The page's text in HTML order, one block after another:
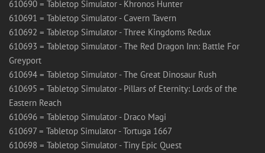
610690 = Tabletop Simulator - Khronos Hunter
610691 = Tabletop Simulator - Cavern Tavern
610692 = Tabletop Simulator - Three Kingdoms Redux
610693 = Tabletop Simulator - The Red Dragon Inn: Battle For
Greyport
610694 = Tabletop Simulator - The Great Dinosaur Rush
610695 = Tabletop Simulator - Pillars of Eternity: Lords of the
Eastern Reach
610696 = Tabletop Simulator - Draco Magi
610697 = Tabletop Simulator - Tortuga 1667
610698 = Tabletop Simulator - Tiny Epic Quest